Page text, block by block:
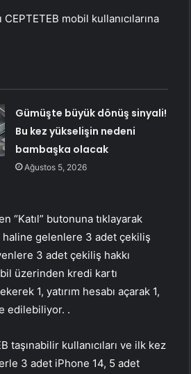
mobil kullanıcılarına
Gümüşte büyük dönüş sinyali!
Bu kez yükselişin nedeni
bambaşka olacak
Ağustos 5, 2026
“Katıl” butonuna tıklayarak
haline gelenlere 3 adet çekiliş
3 adet çekiliş hakkı
üzerinden kredi kartı
1, yatırım hesabı açarak 1,
edilebiliyor. .
taşınabilir kullanıcıları ve ilk kez
3 adet iPhone 14, 5 adet